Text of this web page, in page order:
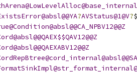
?AVStatus@1@V?